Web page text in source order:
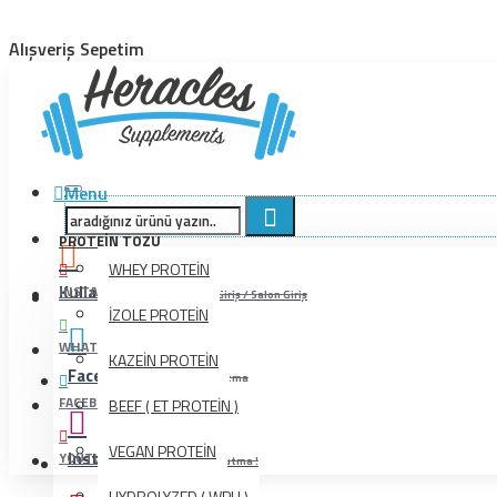
Alışveriş Sepetim
Kullanıcı İşlemleri Bayi Giriş / Salon Giriş
Facebook Beğenmeyi Unutma
InstagramBeğenmeyi Unutma !
Menu
PROTEIN TOZU
WHEY PROTEİN
İZOLE PROTEİN
KAZEİN PROTEİN
BEEF ( ET PROTEİN )
VEGAN PROTEİN
INSTAGRAM
WHATSAPP
FACEBOOK
YOUTUBE